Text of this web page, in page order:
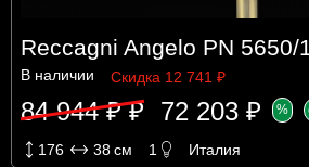
Reccagni Angelo PN 5650/1
В наличии Скидка 12 741 ₽
84 944 ₽ ₽ 72 203 ₽ %
176 38см 1 Италия